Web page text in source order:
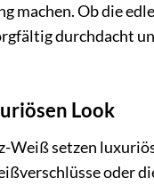
machen. Ob die
durchdacht
Look
setzen
oder